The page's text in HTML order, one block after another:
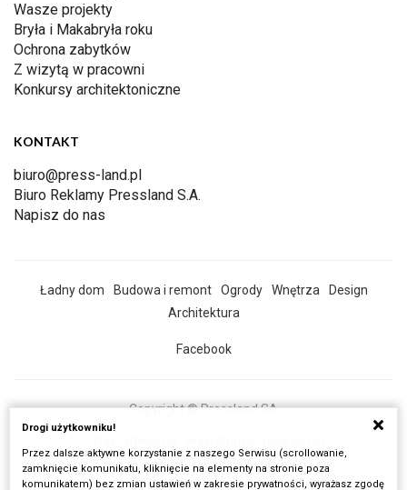
Wasze projekty
Bryła i Makabryła roku
Ochrona zabytków
Z wizytą w pracowni
Konkursy architektoniczne
KONTAKT
biuro@press-land.pl
Biuro Reklamy Pressland S.A.
Napisz do nas
Ładny dom Budowa i remont Ogrody Wnętrza
Design
Architektura
Facebook
Copyright © Pressland SA
Wszystkie artykuły
Drogi użytkowniku!
Przez dalsze aktywne korzystanie z naszego Serwisu (scrollowanie,
zamknięcie komunikatu, kliknięcie na elementy na stronie poza
komunikatem) bez zmian ustawień w zakresie prywatności, wyrażasz zgodę